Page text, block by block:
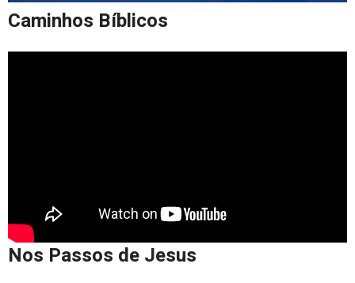
Caminhos Bíblicos
Nos Passos de Jesus